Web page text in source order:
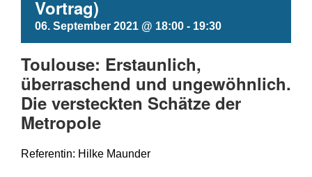
Vortrag)
06. September 2021 @ 18:00 - 19:30
Toulouse: Erstaunlich,
überraschend und ungewöhnlich.
Die versteckten Schätze der
Metropole
Referentin: Hilke Maunder